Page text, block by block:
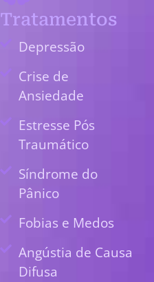
Tratamentos
Depressão
Crise de
Ansiedade
Estresse Pós
Traumático
Síndrome do
Pânico
Fobias e Medos
Angústia de Causa
Difusa